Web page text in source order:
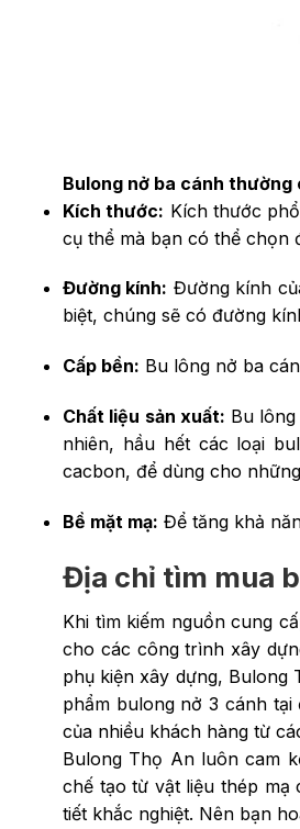
Bulong nở ba cánh thường
Kích thước: Kích thước
cụ thể mà bạn có thể chọn
Đường kính: Đường kính
biệt, chúng sẽ có đường
Cấp bền: Bu lông nở ba
Chất liệu sản xuất: Bu
nhiên, hầu hết các loại
cacbon, để dùng cho
Bề mặt mạ: Để tăng khả
Địa chỉ tìm mua
Khi tìm kiếm nguồn cung
cho các công trình xây
phụ kiện xây dựng,
phẩm bulong nở 3 cánh
của nhiều khách hàng từ
Bulong Thọ An luôn cam
chế tạo từ vật liệu thép mạ
tiết khắc nghiệt. Nên bạn